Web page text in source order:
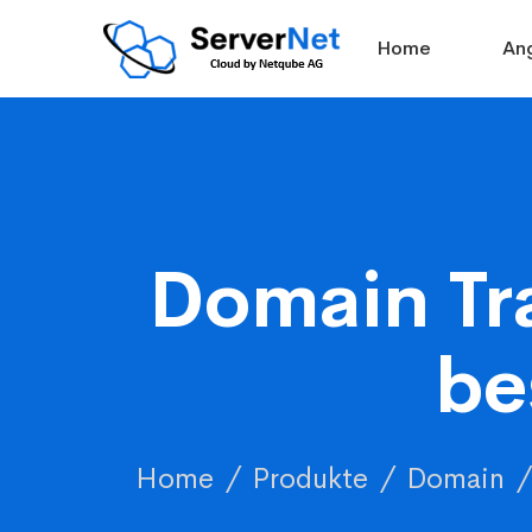
Home
Domain
Home Produkte Domain